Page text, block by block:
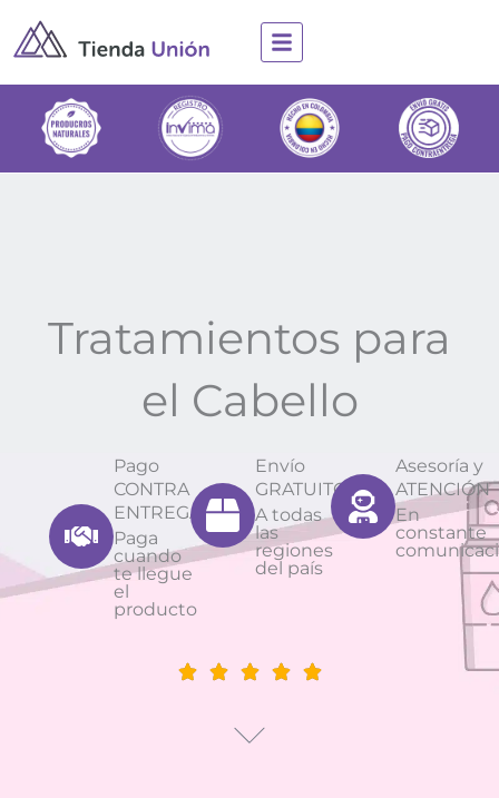
contenido
Tratamientos para
el Cabello
Pago
CONTRA
ENTREGA
Paga
cuando
te llegue
el
producto
Envío
GRATUITO
A todas
las
regiones
del país
Asesoría y
ATENCIÓN
En
constante